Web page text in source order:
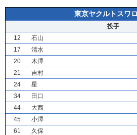
東京ヤクルトスワ
投手
12
石山
17
清水
20
木澤
21
吉村
24
星
34
田口
44
大西
45
小澤
61
久保